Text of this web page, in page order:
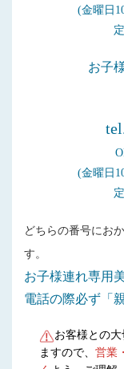
(金曜日
お子
(金曜日
どちらの番号にお
す。
お子様連れ専用
電話の際必ず「
お客様との
ますので、営業